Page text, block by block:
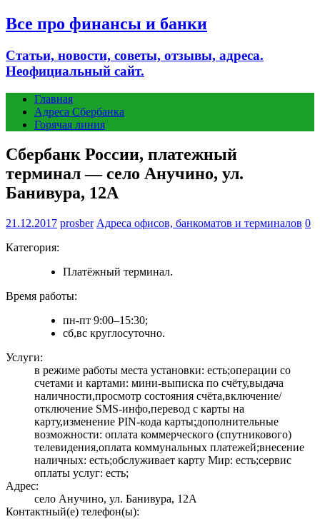
Все про финансы и банки
Статьи, новости, советы, отзывы, адреса.
Неофициальный сайт.
Главная
Адреса Сбербанка
Горячая линия
Сбербанк России, платежный
терминал — село Анучино, ул.
Банивура, 12А
21.12.2017 prosber Адреса офисов, банкоматов и терминалов 0
Категория:
Платёжный терминал.
Время работы:
пн-пт 9:00–15:30;
сб,вс круглосуточно.
Услуги:
в режиме работы места установки: есть;операции со
счетами и картами: мини-выписка по счёту,выдача
наличности,просмотр состояния счёта,включение/
отключение SMS-инфо,перевод с карты на
карту,изменение PIN-кода карты;дополнительные
возможности: оплата коммерческого (спутникового)
телевидения,оплата коммунальных платежей;внесение
наличных: есть;обслуживает карту Мир: есть;сервис
оплаты услуг: есть;
Адрес:
село Анучино, ул. Банивура, 12А
Контактный(е) телефон(ы):